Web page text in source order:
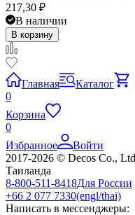
217,30 ₽
В наличии
В корзину
Главная
Каталог
0
Корзина
0
Избранное
Войти
2017-2026 © Decos Co.,
Таиланда
8-800-511-8418Для России
+66 2 077 7330(engl/thai)
Написать в мессенджеры: